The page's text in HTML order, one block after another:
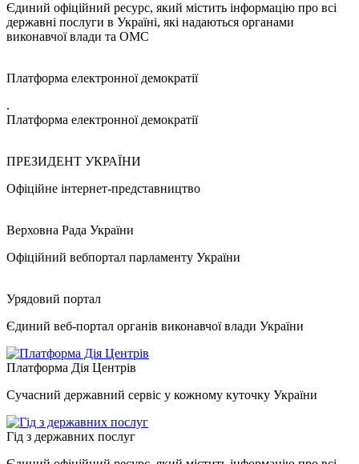
Єдиний офіційний ресурс, який містить інформацію про всі
державні послуги в Україні, які надаються органами
виконавчої влади та ОМС
Платформа електронної демократії
.
Платформа електронної демократії
ПРЕЗИДЕНТ УКРАЇНИ
Офіційне інтернет-представництво
Верховна Рада України
Офіційний вебпортал парламенту України
Урядовий портал
Єдиний веб-портал органів виконавчої влади України
Платформа Дія Центрів
Сучасний державний сервіс у кожному куточку України
Гід з державних послуг